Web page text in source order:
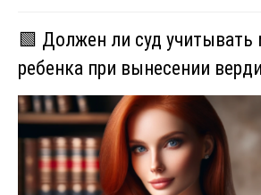
🟩 Должен ли суд учитывать
ребенка при вынесении